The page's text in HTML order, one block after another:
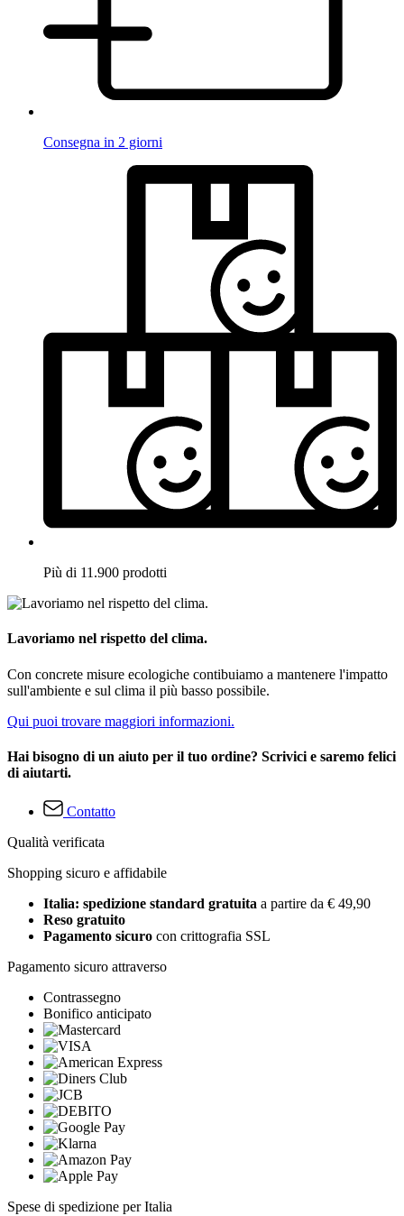
Consegna in 2 giorni
Più di 11.900 prodotti
Lavoriamo nel rispetto del clima.
Con concrete misure ecologiche contibuiamo a mantenere l'impatto
sull'ambiente e sul clima il più basso possibile.
Qui puoi trovare maggiori informazioni.
Hai bisogno di un aiuto per il tuo ordine? Scrivici e saremo felici
di aiutarti.
Contatto
Qualità verificata
Shopping sicuro e affidabile
Italia: spedizione standard gratuita a partire da € 49,90
Reso gratuito
Pagamento sicuro con crittografia SSL
Pagamento sicuro attraverso
Contrassegno
Bonifico anticipato
Spese di spedizione per Italia